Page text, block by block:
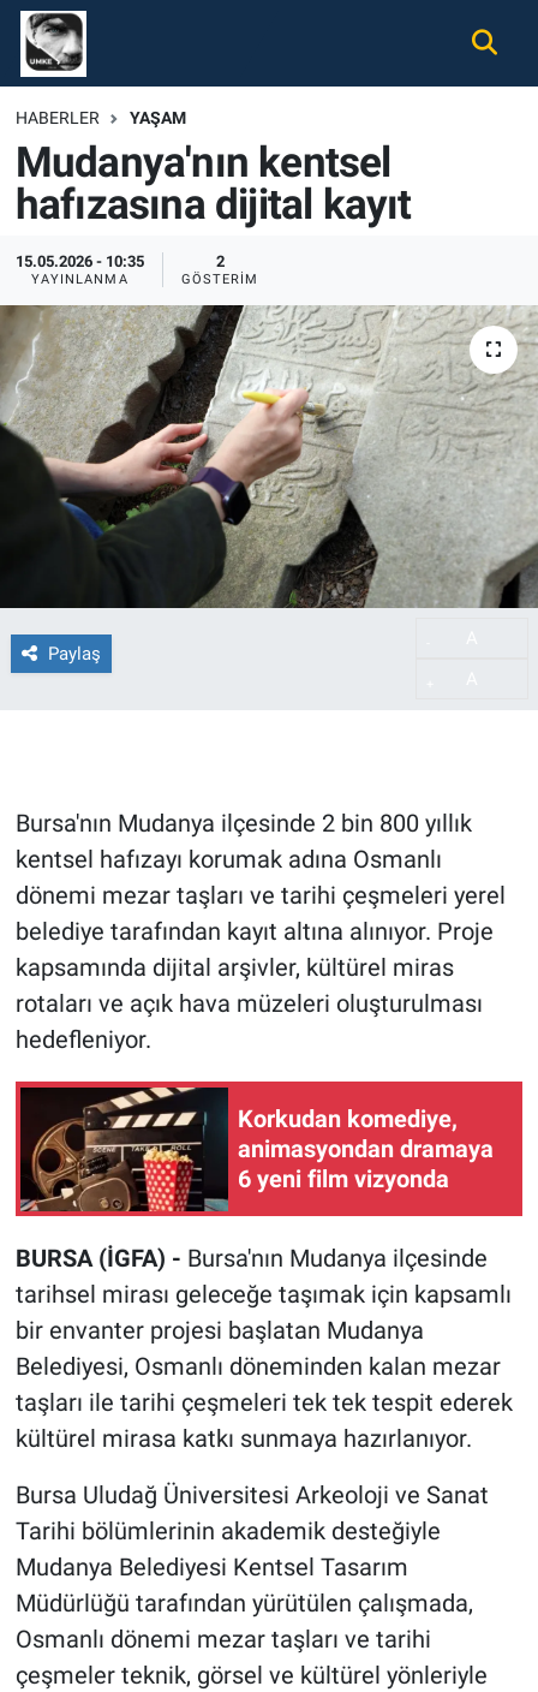
HABERLER YAŞAM
Mudanya'nın kentsel
hafızasına dijital kayıt
15.05.2026 - 10:35
YAYINLANMA
2
GÖSTERIM
Paylaş
Bursa'nın Mudanya ilçesinde 2 bin 800 yıllık
kentsel hafızayı korumak adına Osmanlı
dönemi mezar taşları ve tarihi çeşmeleri yerel
belediye tarafından kayıt altına alınıyor. Proje
kapsamında dijital arşivler, kültürel miras
rotaları ve açık hava müzeleri oluşturulması
hedefleniyor.
Korkudan komediye,
animasyondan dramaya
6 yeni film vizyonda
BURSA (İGFA) - Bursa'nın Mudanya ilçesinde
tarihsel mirası geleceğe taşımak için kapsamlı
bir envanter projesi başlatan Mudanya
Belediyesi, Osmanlı döneminden kalan mezar
taşları ile tarihi çeşmeleri tek tek tespit ederek
kültürel mirasa katkı sunmaya hazırlanıyor.
Bursa Uludağ Üniversitesi Arkeoloji ve Sanat
Tarihi bölümlerinin akademik desteğiyle
Mudanya Belediyesi Kentsel Tasarım
Müdürlüğü tarafından yürütülen çalışmada,
Osmanlı dönemi mezar taşları ve tarihi
çeşmeler teknik, görsel ve kültürel yönleriyle
Gündem
Ekonomi
Spor
Magazin
Tüm Haberler
İletişim
Künye
Nöbetçi Eczaneler
Hava Durumu
Namaz Vakitleri
Trafik Durumu
Süper Lig Puan Durumu ve Fikstür
Tüm Manşetler
Son Dakika Haberleri
Haber Arşivi